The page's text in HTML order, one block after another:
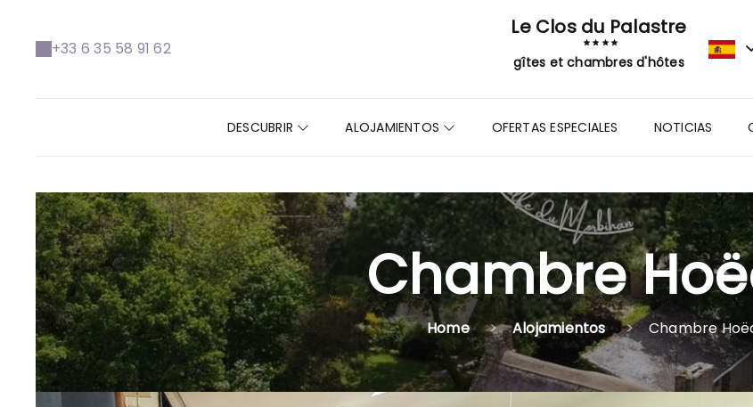
+33 6 35 58 91 62
Le Clos du Palastre
gîtes et chambres d'hôtes
DESCUBRIR ALOJAMIENTOS OFERTAS ESPECIALES NOTICIAS
Chambre
Home Alojamientos Chambre